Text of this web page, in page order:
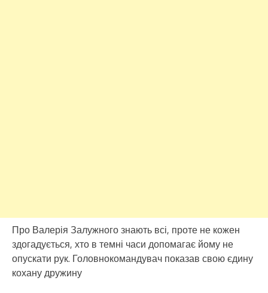
Про Валерія Залужного знають всі, проте не кожен
здогадується, хто в темні часи допомагає йому не
опускати рук. Головнокомандувач показав свою єдину
кохану дружину